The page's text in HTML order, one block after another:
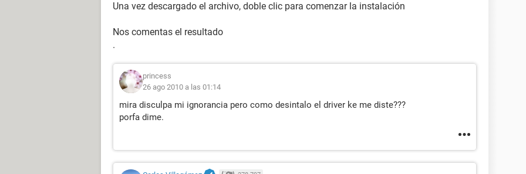
Una vez descargado el archivo, doble clic para comenzar la instalación
Nos comentas el resultado
.
princess
26 ago 2010 a las 01:14
mira disculpa mi ignorancia pero como desintalo el driver ke me diste???
porfa dime.